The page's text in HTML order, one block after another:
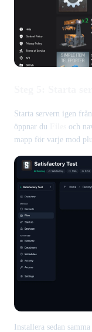
Starta servern igen från
öppnar du
och
mapp för varje mod
Installera sedan